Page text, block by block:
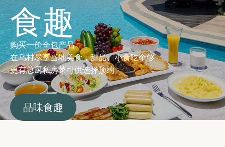
食趣
购买一价全包产品
在乌村尽享当地美食，甜品、小食吃个够
更有总厨私房菜可供选择预约
品味食趣